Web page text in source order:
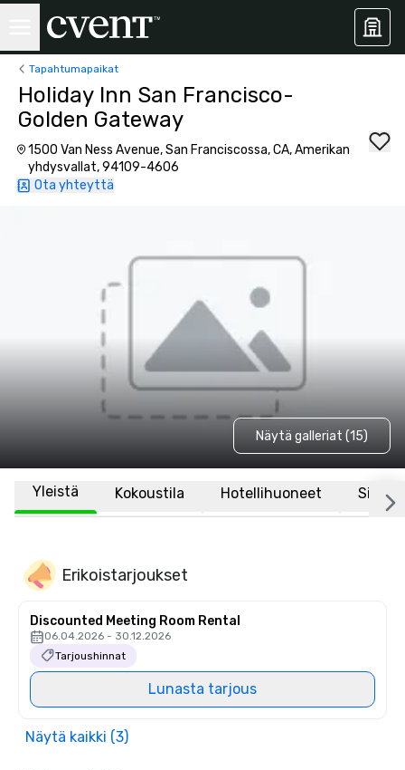
Tapahtumapaikat
Holiday Inn San Francisco-
Golden Gateway
1500 Van Ness Avenue, San Franciscossa, CA, Amerikan
yhdysvallat, 94109-4606
Ota yhteyttä
Näytä galleriat (15)
Yleistä Kokoustila Hotellihuoneet Sijainti
Erikoistarjoukset
Discounted Meeting Room Rental
06.04.2026 - 30.12.2026
Tarjoushinnat
Lunasta tarjous
Näytä kaikki (3)